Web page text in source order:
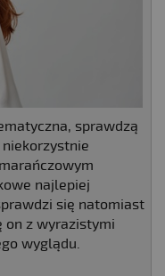
sprawdzą
najlepiej
się natomiast
on z wyrazistymi
wyglądu.